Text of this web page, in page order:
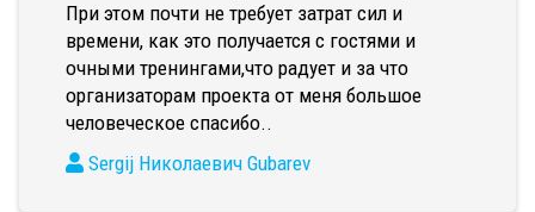
При этом почти не требует затрат сил и
времени, как это получается с гостями и
очными тренингами,что радует и за что
организаторам проекта от меня большое
человеческое спасибо..
Sergij Николаевич Gubarev